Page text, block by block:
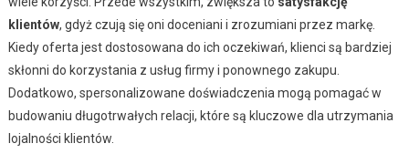
klientów, gdyż czują się oni doceniani i zrozumiani przez markę.
Kiedy oferta jest dostosowana do ich oczekiwań, klienci są bardziej
skłonni do korzystania z usług firmy i ponownego zakupu.
Dodatkowo, spersonalizowane doświadczenia mogą pomagać w
budowaniu długotrwałych relacji, które są kluczowe dla utrzymania
lojalności klientów.